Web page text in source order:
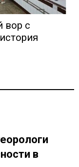
вор с
в